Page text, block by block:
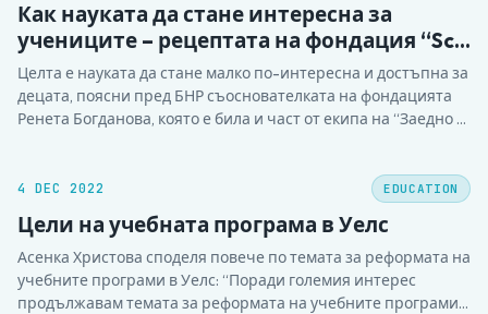
Как науката да стане интересна за
учениците – рецептата на фондация “Sci
HIGH”
Целта е науката да стане малко по-интересна и достъпна за
децата, поясни пред БНР съоснователката на фондацията
Ренета Богданова, която е била и част от екипа на “Заедно в
резултатите на PISA ни мотивират, каза тя…
4 DEC 2022 EDUCATION
Цели на учебната програма в Уелс
Асенка Христова споделя повече по темата за реформата на
учебните програми в Уелс: “Поради големия интерес
продължавам темата за реформата на учебните програми в